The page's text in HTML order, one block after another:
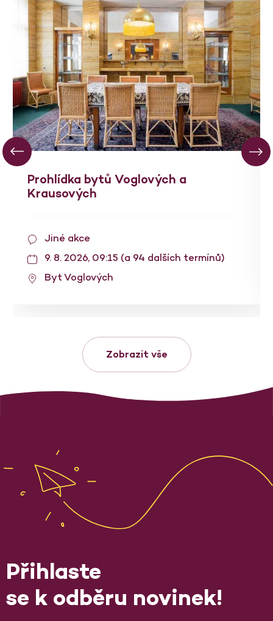
Prohlídka bytů Voglových a
Krausových
Jiné akce
9. 8. 2026, 09:15 (a 94 dalších termínů)
Byt Voglových
Zobrazit vše
Přihlaste
se k odběru novinek!